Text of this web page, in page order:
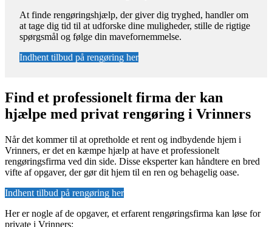
At finde rengøringshjælp, der giver dig tryghed, handler om
at tage dig tid til at udforske dine muligheder, stille de rigtige
spørgsmål og følge din mavefornemmelse.
Indhent tilbud på rengøring her
Find et professionelt firma der kan
hjælpe med privat rengøring i Vrinners
Når det kommer til at opretholde et rent og indbydende hjem i
Vrinners, er det en kæmpe hjælp at have et professionelt
rengøringsfirma ved din side. Disse eksperter kan håndtere en bred
vifte af opgaver, der gør dit hjem til en ren og behagelig oase.
Indhent tilbud på rengøring her
Her er nogle af de opgaver, et erfarent rengøringsfirma kan løse for
private i Vrinners: